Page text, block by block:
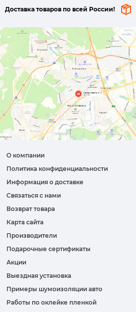
Доставка товаров по всей России!
О компании
Политика конфиденциальности
Информация о доставке
Связаться с нами
Возврат товара
Карта сайта
Производители
Подарочные сертификаты
Акции
Выездная установка
Примеры шумоизоляции авто
Работы по оклейке пленкой